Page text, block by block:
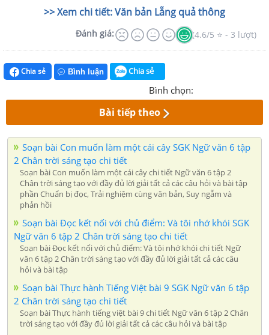
>> Xem chi tiết: Văn bản Lẵng quả thông
Đánh giá: (4.6/5 ⭐ - 3 lượt)
Chia sẻ Bình luận Chia sẻ
Bình chọn:
Bài tiếp theo
Soạn bài Con muốn làm một cái cây SGK Ngữ văn 6 tập
2 Chân trời sáng tạo chi tiết
Soạn bài Con muốn làm một cái cây chi tiết Ngữ văn 6 tập 2
Chân trời sáng tạo với đầy đủ lời giải tất cả các câu hỏi và bài tập
phần Chuẩn bị đọc, Trải nghiệm cùng văn bản, Suy ngẫm và
phản hồi
Soạn bài Đọc kết nối với chủ điểm: Và tôi nhớ khói SGK
Ngữ văn 6 tập 2 Chân trời sáng tạo chi tiết
Soạn bài Đọc kết nối với chủ điểm: Và tôi nhớ khói chi tiết Ngữ
văn 6 tập 2 Chân trời sáng tạo với đầy đủ lời giải tất cả các câu
hỏi và bài tập
Soạn bài Thực hành Tiếng Việt bài 9 SGK Ngữ văn 6 tập
2 Chân trời sáng tạo chi tiết
Soạn bài Thực hành tiếng việt bài 9 chi tiết Ngữ văn 6 tập 2 Chân
trời sáng tạo với đầy đủ lời giải tất cả các câu hỏi và bài tập